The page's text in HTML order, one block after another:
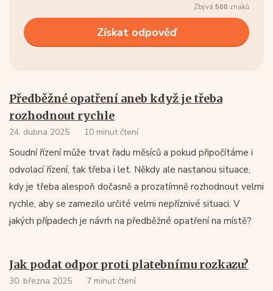
Zbývá 500 znaků
Předběžné opatření aneb když je třeba
rozhodnout rychle
24. dubna 2025 10 minut čtení
Soudní řízení může trvat řadu měsíců a pokud připočítáme i
odvolací řízení, tak třeba i let. Někdy ale nastanou situace,
kdy je třeba alespoň dočasně a prozatímně rozhodnout velmi
rychle, aby se zamezilo určité velmi nepříznivé situaci. V
jakých případech je návrh na předběžné opatření na místě?
Jak podat odpor proti platebnímu rozkazu?
30. března 2025 7 minut čtení